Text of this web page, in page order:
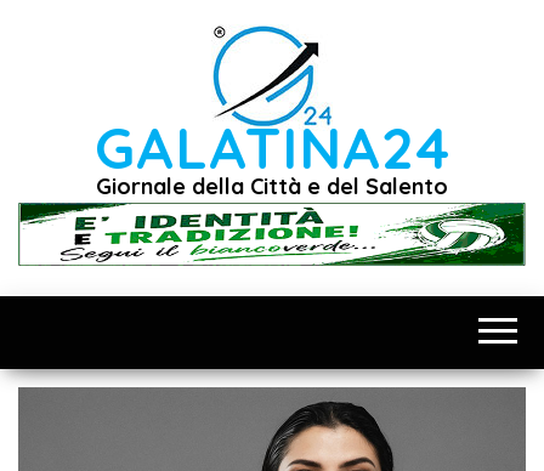
GALATINA24
Giornale della Città e del Salento